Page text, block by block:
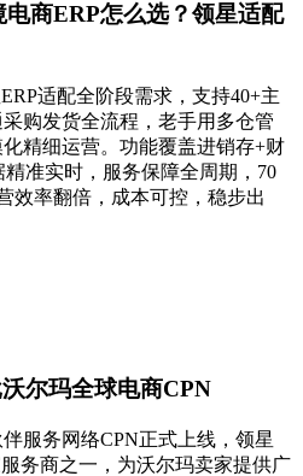
商ERP怎么选？领星适配
适配全阶段需求，支持40+主
购发货全流程，老手用多仓管
精细运营。功能覆盖进销存+财
准实时，服务保障全周期，70
效率翻倍，成本可控，稳步出
尔玛全球电商CPN
服务网络CPN正式上线，领星
务商之一，为沃尔玛卖家提供广